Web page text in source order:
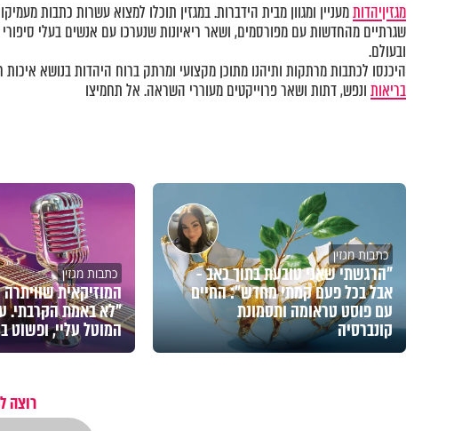
מגזיןיהדותמעניין ומגוון מבית הידברות. במגזין תוכלו למצוא עשרות כתבות
שגרתיים מהחדשות עם מפורסמים, ושאר ריאיונות שנערכו עם אנשים בעלי
ובעולם.
היכנסו לכתבות מרתקות ותיהנו מתוכן מקצועי ומרתק ברוח היהדות בנושא איכות
בריאותונפש, דתות ושאר פרוייקטים מעוררי השראה. אל תחמיצו
כתבות מגזין
"הרגשתי שאני טובעת בתוך כאב -
אבל בכל פעם קמתי מחדש": החיים
עם פוסט טראומה ותסמונת
קונברסיה
כתבות מגזין
המוזיקאית
"לא באמת הקרבתי.
המוטל עליי, ופשוט
רוצה